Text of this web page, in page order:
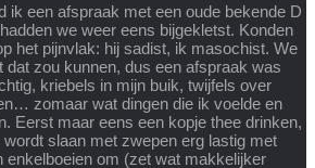
ik een afspraak met een oude bekende D
we weer eens bijgekletst. Konden
het pijnvlak: hij sadist, ik masochist. We
dat zou kunnen, dus een afspraak was
kriebels in mijn buik, twijfels over
zomaar wat dingen die ik voelde en
Eerst maar eens een kopje thee drinken,
slaan met zwepen erg lastig met
enkelboeien om (zet wat makkelijker